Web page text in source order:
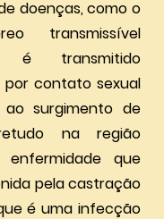
doenças, como o
transmissível
é transmitido
por contato sexual
surgimento de
na região
enfermidade que
pela castração
é uma infecção